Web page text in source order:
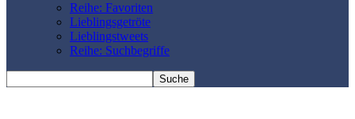
Reihe: Favoriten
Lieblingsgetröte
Lieblingstweets
Reihe: Suchbegriffe